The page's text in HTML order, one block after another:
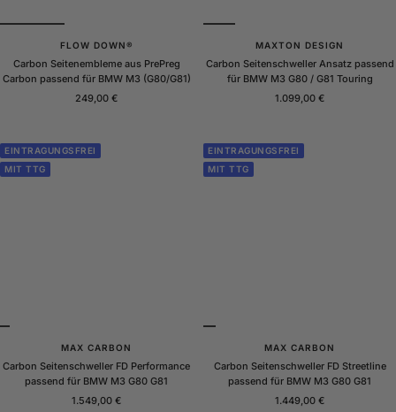
FLOW DOWN®
Carbon Seitenembleme aus PrePreg
Carbon passend für BMW M3 (G80/G81)
Angebotspreis
249,00 €
MAXTON DESIGN
Carbon Seitenschweller Ansatz passend
für BMW M3 G80 / G81 Touring
Angebotspreis
1.099,00 €
EINTRAGUNGSFREI
MIT TTG
MAX CARBON
Carbon Seitenschweller FD Performance
passend für BMW M3 G80 G81
Angebotspreis
1.549,00 €
EINTRAGUNGSFREI
MIT TTG
MAX CARBON
Carbon Seitenschweller FD Streetline
passend für BMW M3 G80 G81
Angebotspreis
1.449,00 €